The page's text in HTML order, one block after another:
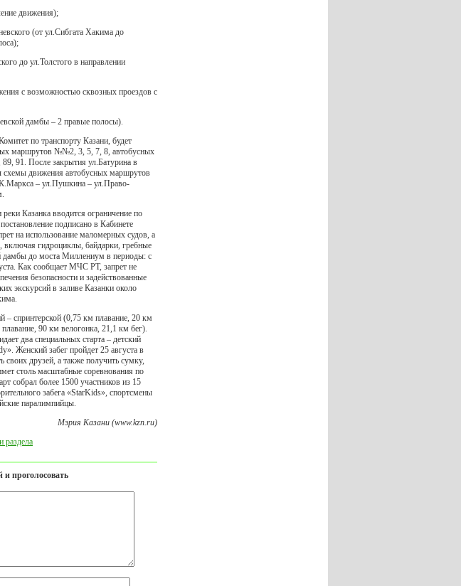
движения);
(от ул.Сибгата Хакима до
до ул.Толстого в направлении
с возможностью сквозных проездов с
дамбы – 2 правые полосы).
по транспорту Казани, будет
маршрутов №№2, 3, 5, 7, 8, автобусных
91. После закрытия ул.Батурина в
схемы движения автобусных маршрутов
– ул.Пушкина – ул.Право-
Казанка вводится ограничение по
подписано в Кабинете
на использование маломерных судов, а
включая гидроциклы, байдарки, гребные
дамбы до моста Миллениум в периоды: с
Как сообщает МЧС РТ, запрет не
безопасности и задействованные
экскурсий в заливе Казанки около
– спринтерской (0,75 км плавание, 20 км
90 км велогонка, 21,1 км бег).
два специальных старта – детский
Женский забег пройдет 25 августа в
своих друзей, а также получить сумку,
столь масштабные соревнования по
собрал более 1500 участников из 15
забега «StarKids», спортсмены
паралимпийцы.
Мэрия Казани (www.kzn.ru)
раздела
проголосовать